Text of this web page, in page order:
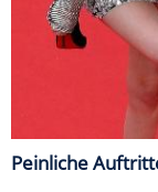
Peinliche